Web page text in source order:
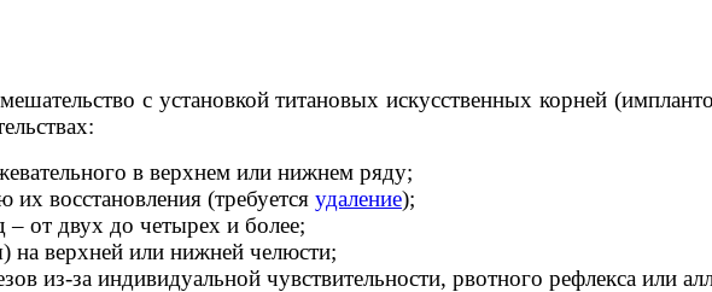
с установкой титановых искусственных корней
в верхнем или нижнем ряду;
восстановления (требуется удаление);
– от двух до четырех и более;
на верхней или нижней челюсти;
из-за индивидуальной чувствительности, рвотного рефлекса или